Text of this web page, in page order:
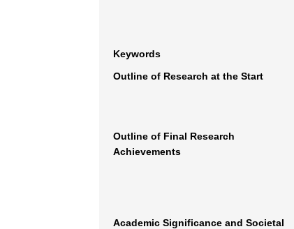
Keywords
Outline of Research at the Start
Outline of Final Research
Achievements
Academic Significance and Societal